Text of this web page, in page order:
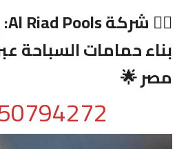
🏊‍♂️ شركةAl Riad Pools
:
بناء حمامات السباحة
مصر 🌟